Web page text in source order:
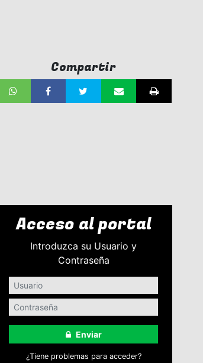
Compartir
Acceso al portal
Introduzca su Usuario y
Contraseña
Enviar
¿Tiene problemas para acceder?